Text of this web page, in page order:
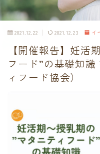
2021.12.22 2021.12.23 イ
【開催報告】妊活
フード”の基礎知
ィフード協会）